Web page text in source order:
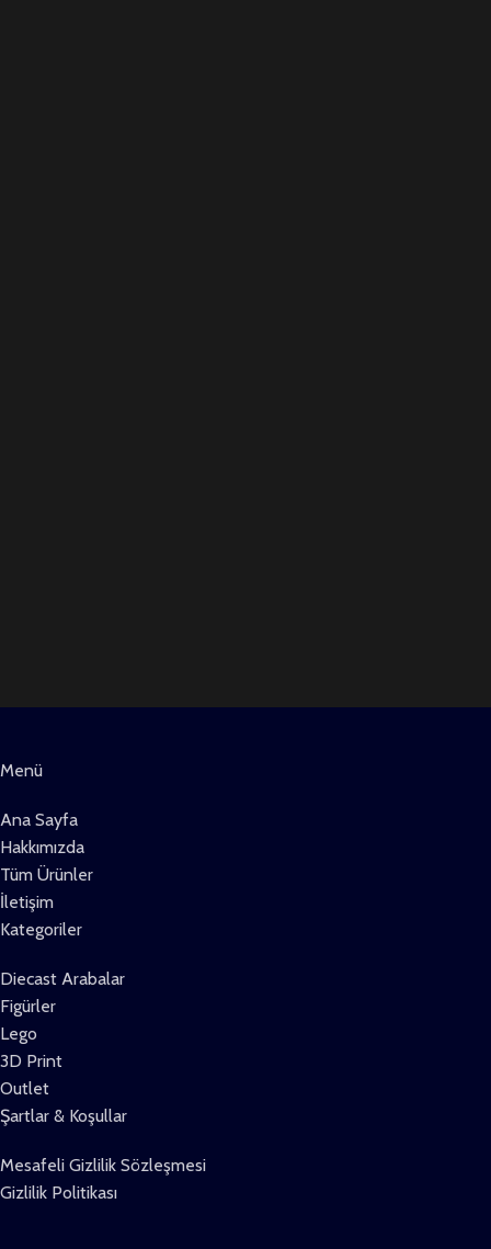
Menü
Ana Sayfa
Hakkımızda
Tüm Ürünler
İletişim
Kategoriler
Diecast Arabalar
Figürler
Lego
3D Print
Outlet
Şartlar & Koşullar
Mesafeli Gizlilik Sözleşmesi
Gizlilik Politikası